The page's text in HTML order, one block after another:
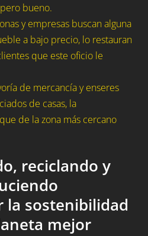
bueno.
y empresas buscan alguna
a bajo precio, lo restauran
que este oficio le
de mercancía y enseres
de casas, la
de la zona más cercano
reciclando y
la sostenibilidad
mejor